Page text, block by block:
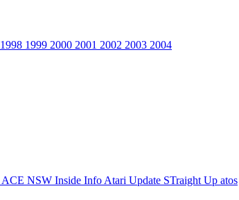
1998 1999 2000 2001 2002 2003 2004
ACE NSW Inside Info Atari Update STraight Up atos